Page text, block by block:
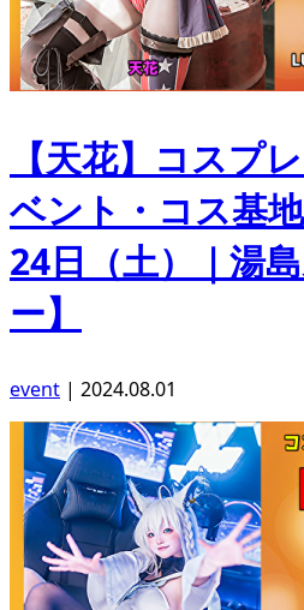
【天花】コスプ
ベント・コス基
24日（土）｜湯
ー】
event | 2024.08.01